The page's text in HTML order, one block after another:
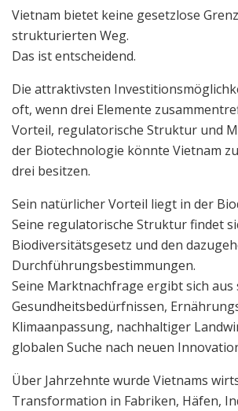
Vietnam bietet keine gesetzlose
strukturierten Weg.
Das ist entscheidend.
Die attraktivsten
oft, wenn drei Elemente
Vorteil, regulatorische Struktur und
der Biotechnologie könnte Vietnam
drei besitzen.
Sein natürlicher Vorteil liegt in der
Seine regulatorische Struktur findet
Biodiversitätsgesetz und den
Durchführungsbestimmungen.
Seine Marktnachfrage ergibt sich aus
Gesundheitsbedürfnissen,
Klimaanpassung, nachhaltiger
globalen Suche nach neuen
Über Jahrzehnte wurde Vietnams
Transformation in Fabriken, Häfen,